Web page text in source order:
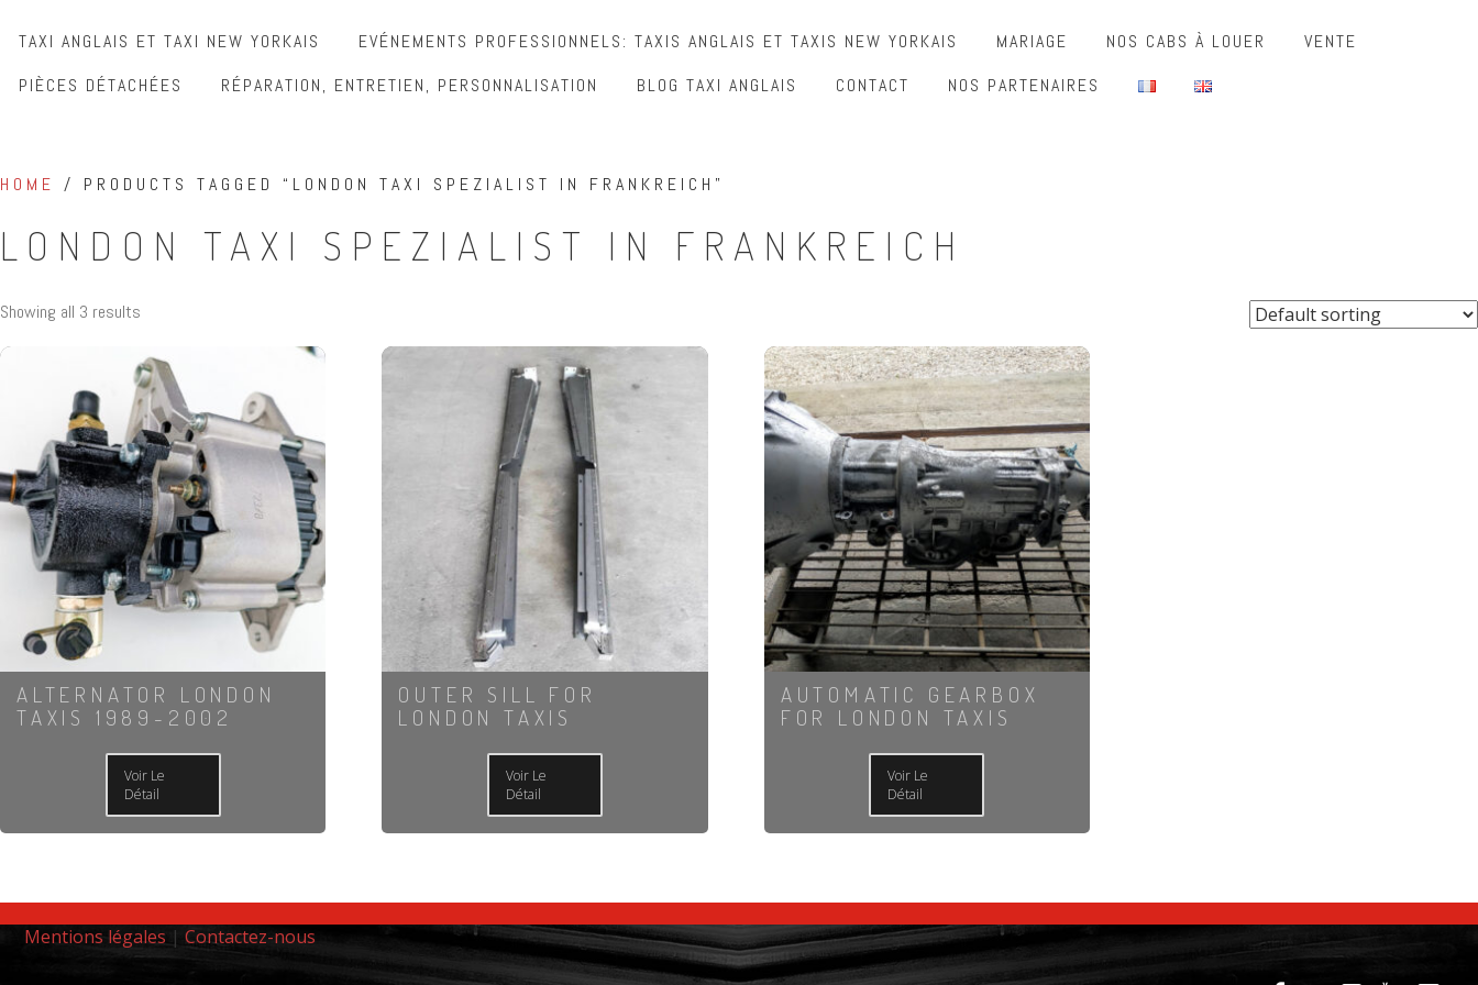
TAXI ANGLAIS ET TAXI NEW YORKAIS EVÉNEMENTS PROFESSIONNELS: TAXIS ANGLAIS ET TAXIS NEW YORKAIS MARIAGE NOS CABS À LOUER
VENTE
PIÈCES DÉTACHÉES
RÉPARATION, ENTRETIEN, PERSONNALISATION BLOG TAXI ANGLAIS CONTACT NOS PARTENAIRES
HOME / PRODUCTS TAGGED “LONDON TAXI SPEZIALIST IN FRANKREICH”
LONDON TAXI SPEZIALIST IN FRANKREICH
Showing all 3 results
ALTERNATOR LONDON
TAXIS 1989-2002
Voir Le
Détail
OUTER SILL FOR
LONDON TAXIS
Voir Le
Détail
AUTOMATIC GEARBOX
FOR LONDON TAXIS
Voir Le
Détail
Mentions légales | Contactez-nous